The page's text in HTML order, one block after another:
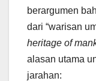
berargumen
dari “warisan
heritage of
alasan utama
jarahan: